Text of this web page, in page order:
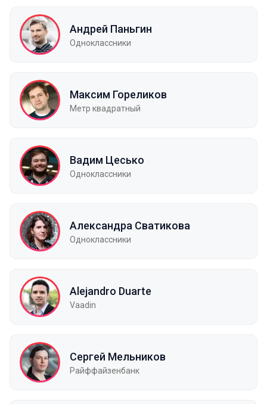
Андрей Паньгин
Одноклассники
Максим Гореликов
Метр квадратный
Вадим Цесько
Одноклассники
Александра Сватикова
Одноклассники
Alejandro Duarte
Vaadin
Сергей Мельников
Райффайзенбанк